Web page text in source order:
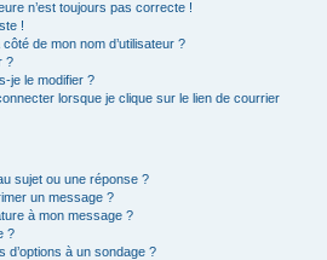
n’est toujours pas correcte !
!
de mon nom d’utilisateur ?
?
je le modifier ?
lorsque je clique sur le lien de courrier
sujet ou une réponse ?
un message ?
à mon message ?
?
d’options à un sondage ?